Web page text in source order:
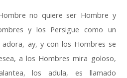
no quiere ser Hombre y
y los Persigue como un
ay, y con los Hombres se
a los Hombres mira goloso,
los adula, es llamado